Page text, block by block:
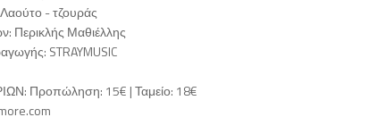
- τζουράς
Περικλής Μαθιέλλης
STRAYMUSIC
Προπώληση: 15€ | Ταμείο: 18€